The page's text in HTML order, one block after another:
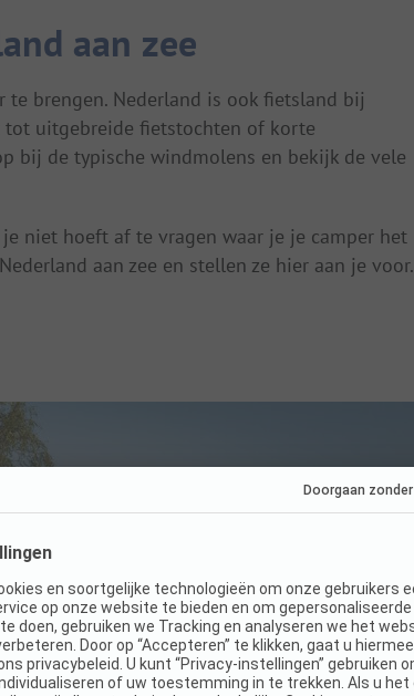
aan zee
brengen. Nederland is ook fietsland bij
uitgebreide fietstochten of korte
bij de typische windmolens en bekijk de vele
niet hoeft af te vragen waar je je camper het
aan zee en stellen ze hier aan je voor.